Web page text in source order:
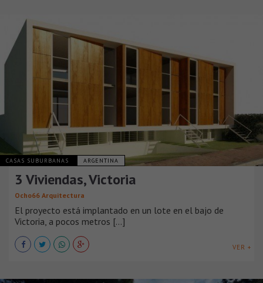
CASAS SUBURBANAS ARGENTINA
3 Viviendas, Victoria
Ocho66 Arquitectura
El proyecto está implantado en un lote en el bajo de
Victoria, a pocos metros [...]
VER +